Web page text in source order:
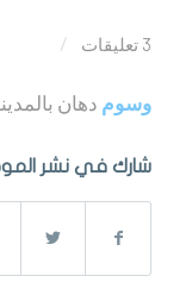
3 تعليقات /
وسوم دهان
شارك في نشر